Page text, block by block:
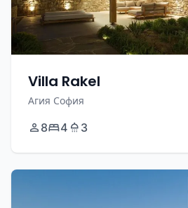
Villa Rakel
Агия София
8 4 3